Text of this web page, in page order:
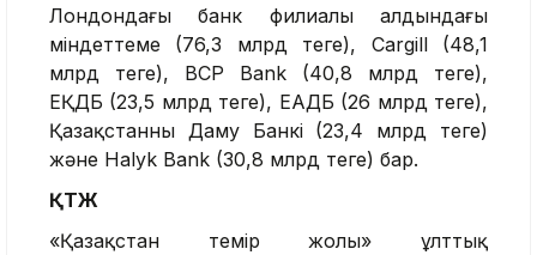
Лондондағы банк филиалы алдындағы
міндеттеме (76,3 млрд теңге), Cargill (48,1
млрд теңге), BCP Bank (40,8 млрд теңге),
ЕҚДБ (23,5 млрд теңге), ЕАДБ (26 млрд теңге),
Қазақстанның Даму Банкі (23,4 млрд теңге)
және Halyk Bank (30,8 млрд теңге) бар.
ҚТЖ
«Қазақстан темір жолы» ұлттық